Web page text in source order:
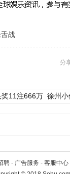
战
分
11注666万 徐州
聘 - 广告服务 - 客服中心